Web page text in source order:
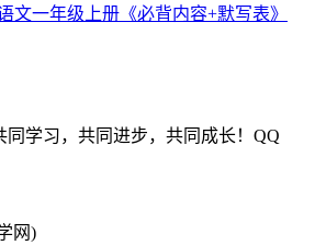
文一年级上册《必背内容+默写表》
同学习，共同进步，共同成长！QQ